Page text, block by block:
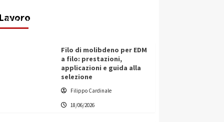
LavoroFilippo Cardinale
Filo di molibdeno per EDM
a filo: prestazioni,
applicazioni e guida alla
selezione
Filippo Cardinale
18/06/2026